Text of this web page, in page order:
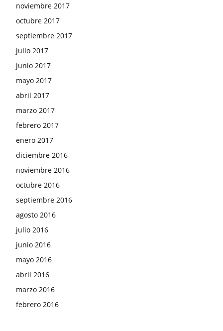
noviembre 2017
octubre 2017
septiembre 2017
julio 2017
junio 2017
mayo 2017
abril 2017
marzo 2017
febrero 2017
enero 2017
diciembre 2016
noviembre 2016
octubre 2016
septiembre 2016
agosto 2016
julio 2016
junio 2016
mayo 2016
abril 2016
marzo 2016
febrero 2016